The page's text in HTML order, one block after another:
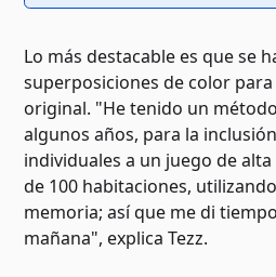
Lo más destacable es que se
superposiciones de color
original. "He tenido un
algunos años, para la
individuales a un juego de
de 100 habitaciones,
memoria; así que me di
mañana", explica Tezz.